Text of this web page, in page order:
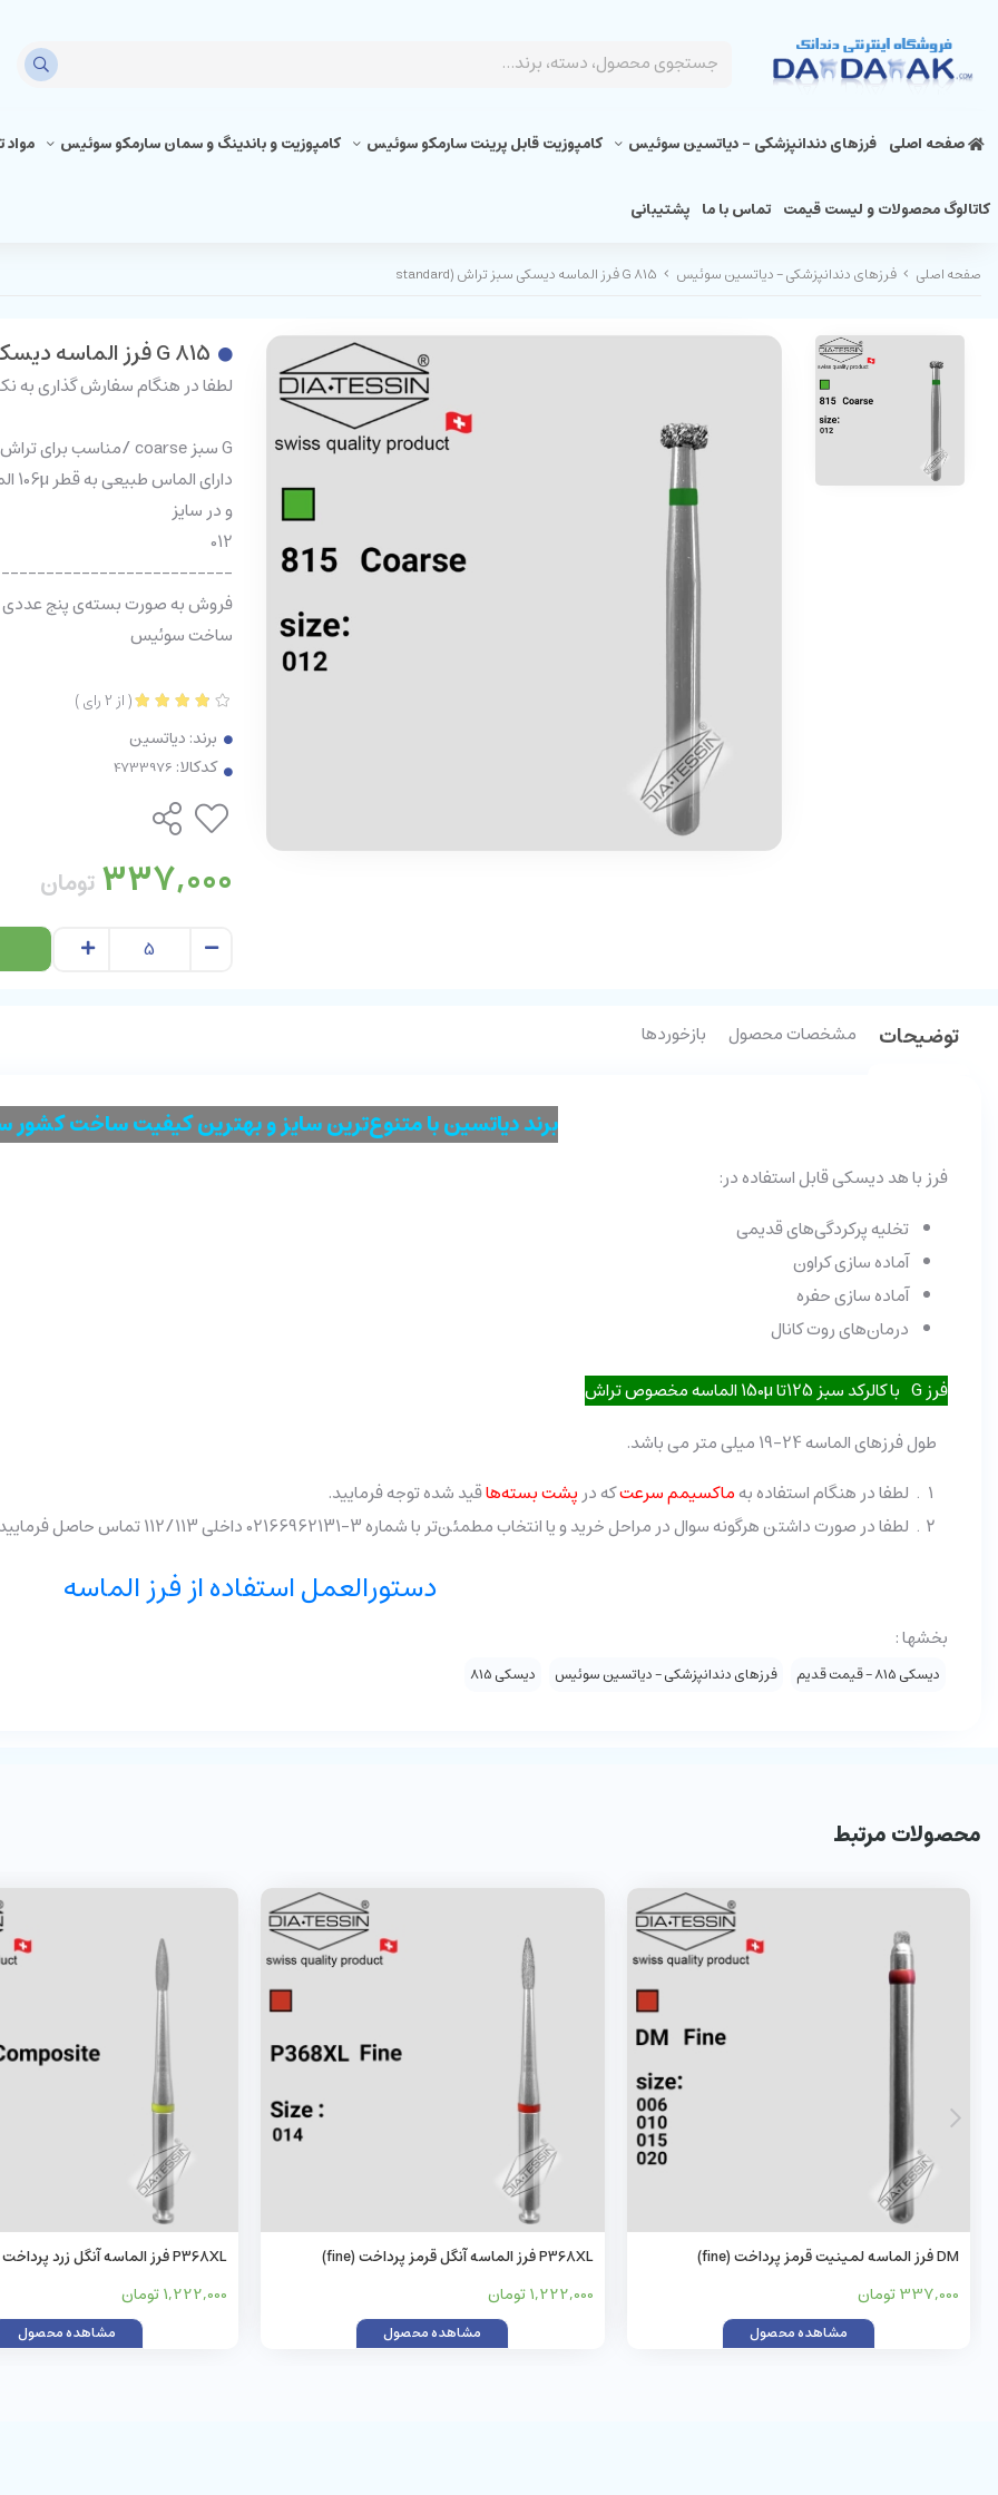
صفحه اصلی فرزهای دندانپزشکی - دیاتسین سوئیس کامپوزیت قابل پرینت سارمکو سوئیس کامپوزیت و باندینگ و سمان سارمکو سوئیس
کاتالوگ محصولات و لیست قیمت تماس با ما پشتیبانی
صفحه اصلی فرزهای دندانپزشکی - دیاتسین سوئیس
لطفا در هنگام سفارش گذاری به
G سبز coarse /مناسب برای تراش
دارای الماس طبیعی به قطر 106µ الماسه
و در سایز
012
فروش به صورت بسته‌ی پنج عددی
ساخت سوئیس
(از2رای)
برند: دیاتسین
کدکالا:
337,000 تومان
توضیحات مشخصات محصول بازخوردها
برند دیاتسین با متنوع‌ترین سایز و بهترین کیفیت ساخت
فرز با هد دیسکی قابل استفاده در:
تخلیه پرکردگی‌های قدیمی
آماده سازی کراون
آماده سازی حفره
درمان‌های روت کانال
فرز G با کالرکد سبز 125تا 150µ الماسه مخصوص تراش
طول فرزهای الماسه 24-19 میلی متر می باشد.
لطفا در هنگام استفاده بهماکسیمم سرعتکه درپشت بسته‌هاقید شده توجه فرمایید.
لطفا در صورت داشتن هرگونه سوال در مراحل خرید و یا انتخاب مطمئن‌تر با شماره 3-02166962131 داخلی 112/113 تماس حاصل فرمایید.
دستورالعمل استفاده از فرز الماسه
بخشها :
دیسکی 815 - قیمت قدیم فرزهای دندانپزشکی - دیاتسین سوئیس دیسکی 815
محصولات مرتبط
DM فرز الماسه لمینیت قرمز پرداخت (fine)
337,000 تومان
مشاهده محصول
P368XL فرز الماسه آنگل قرمز پرداخت (fine)
1,222,000 تومان
مشاهده محصول
P368XL فرز الماسه آنگل زرد پرداخت (composite)
1,222,000 تومان
مشاهده محصول